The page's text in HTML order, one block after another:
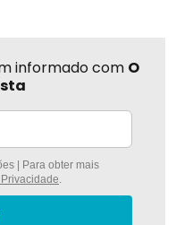
informado com O
| Para obter mais
.